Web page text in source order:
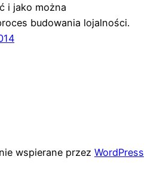
i jako można
budowania lojalności.
wspierane przez WordPress